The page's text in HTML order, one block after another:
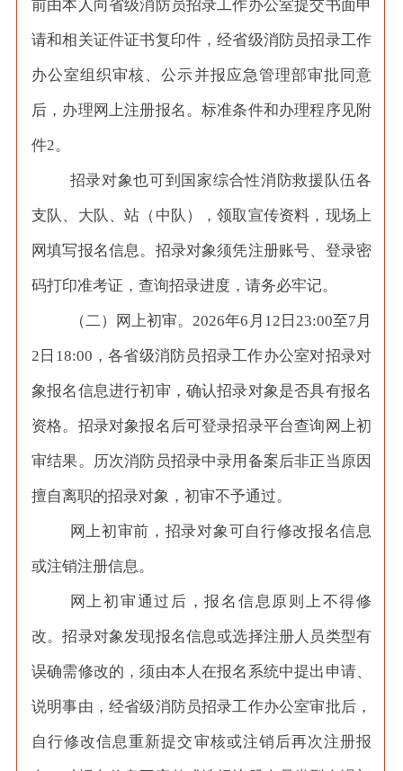
前由本人向省级消防员招录工作办公室提交书面申
请和相关证件证书复印件，经省级消防员招录工作
办公室组织审核、公示并报应急管理部审批同意
后，办理网上注册报名。标准条件和办理程序见附
件2。
招录对象也可到国家综合性消防救援队伍各
支队、大队、站（中队），领取宣传资料，现场上
网填写报名信息。招录对象须凭注册账号、登录密
码打印准考证，查询招录进度，请务必牢记。
（二）网上初审。2026年6月12日23:00至7月
2日18:00，各省级消防员招录工作办公室对招录对
象报名信息进行初审，确认招录对象是否具有报名
资格。招录对象报名后可登录招录平台查询网上初
审结果。历次消防员招录中录用备案后非正当原因
擅自离职的招录对象，初审不予通过。
网上初审前，招录对象可自行修改报名信息
或注销注册信息。
网上初审通过后，报名信息原则上不得修
改。招录对象发现报名信息或选择注册人员类型有
误确需修改的，须由本人在报名系统中提出申请、
说明事由，经省级消防员招录工作办公室审批后，
自行修改信息重新提交审核或注销后再次注册报